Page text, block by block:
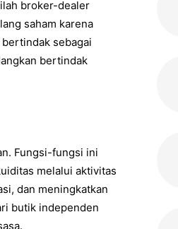
broker-dealer
saham karena
sebagai
bertindak
Fungsi-fungsi ini
melalui aktivitas
dan meningkatkan
butik independen